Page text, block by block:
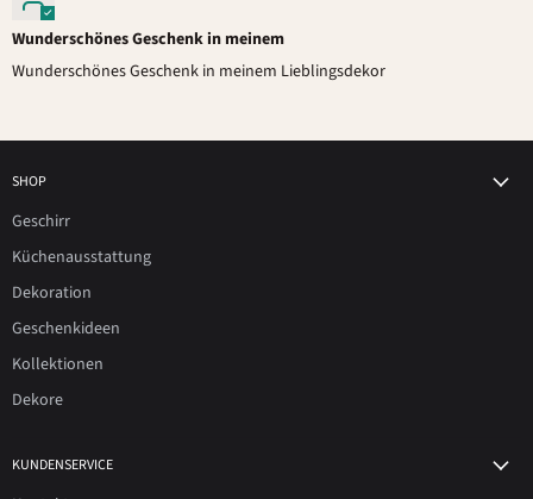
Wunderschönes Geschenk in meinem
Wunderschönes Geschenk in meinem Lieblingsdekor
SHOP
Geschirr
Küchenausstattung
Dekoration
Geschenkideen
Kollektionen
Dekore
KUNDENSERVICE